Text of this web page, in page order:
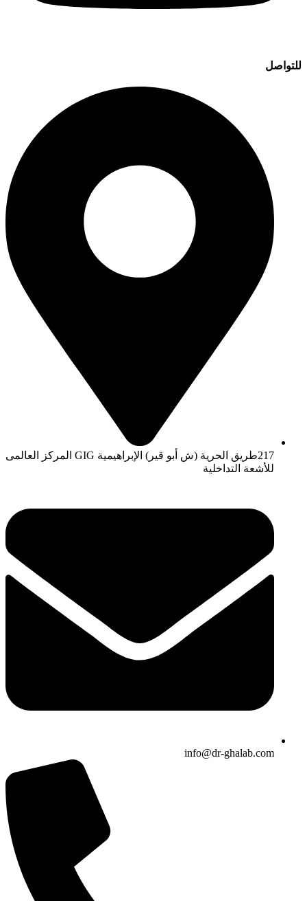
للتواصل
217طريق الحرية (ش أبو قير) الإبراهيمية GIG المركز العالمى
للأشعة التداخلية
info@dr-ghalab.com